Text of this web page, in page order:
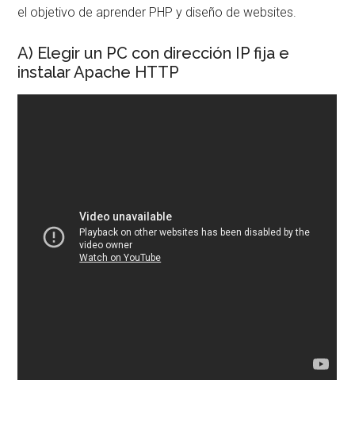
el objetivo de aprender PHP y diseño de websites.
A) Elegir un PC con dirección IP fija e
instalar Apache HTTP